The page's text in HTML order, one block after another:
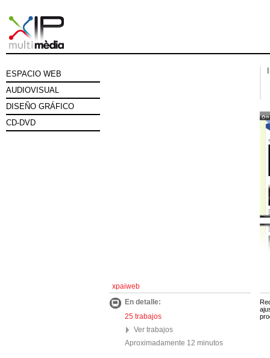
ESPACIO WEB
AUDIOVISUAL
DISEÑO GRÁFICO
CD-DVD
xpaiweb
En detalle:
25 trabajos
Ver trabajos
Aproximadamente 12 minutos